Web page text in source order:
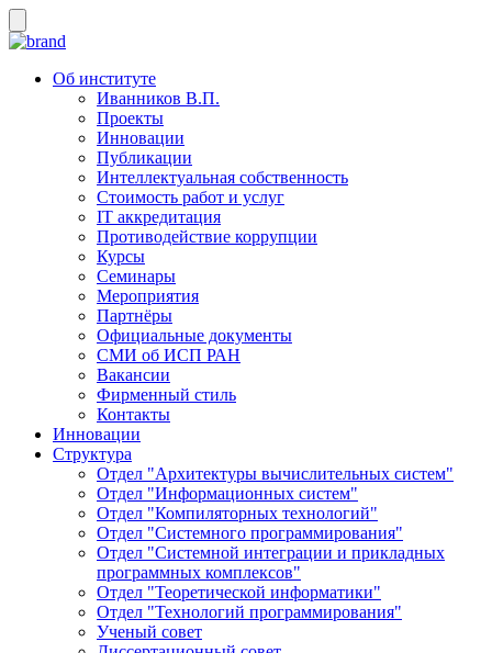
Об институте
Иванников В.П.
Проекты
Инновации
Публикации
Интеллектуальная собственность
Стоимость работ и услуг
IT аккредитация
Противодействие коррупции
Курсы
Семинары
Мероприятия
Партнёры
Официальные документы
СМИ об ИСП РАН
Вакансии
Фирменный стиль
Контакты
Инновации
Структура
Отдел "Архитектуры вычислительных систем"
Отдел "Информационных систем"
Отдел "Компиляторных технологий"
Отдел "Системного программирования"
Отдел "Системной интеграции и прикладных
программных комплексов"
Отдел "Теоретической информатики"
Отдел "Технологий программирования"
Ученый совет